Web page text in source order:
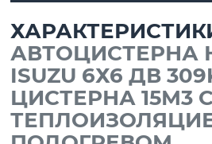
АВТОЦИСТЕРНА
ISUZU 6Х6 ДВ
ЦИСТЕРНА 15М3 С